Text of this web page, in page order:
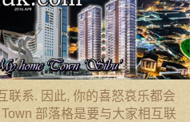
联系. 因此, 你的喜怒哀乐都会
部落格是要与大家相互联